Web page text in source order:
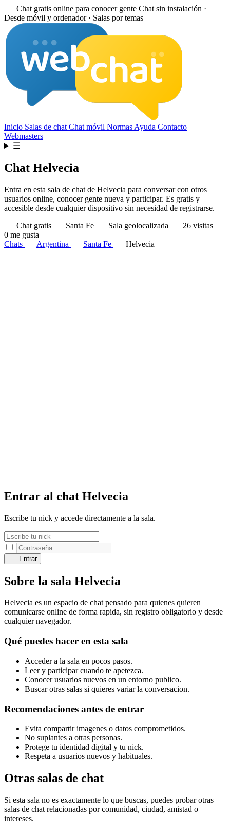
Chat gratis online para conocer gente Chat sin instalación ·
Desde móvil y ordenador · Salas por temas
Inicio Salas de chat Chat móvil Normas Ayuda Contacto
Webmasters
☰
Chat Helvecia
Entra en esta sala de chat de Helvecia para conversar con otros
usuarios online, conocer gente nueva y participar. Es gratis y
accesible desde cualquier dispositivo sin necesidad de registrarse.
Chat gratis
Santa Fe Sala geolocalizada
26 visitas
0 me gusta
Chats
Argentina Santa Fe Helvecia
Entrar al chat Helvecia
Escribe tu nick y accede directamente a la sala.
Entrar
Sobre la sala Helvecia
Helvecia es un espacio de chat pensado para quienes quieren
comunicarse online de forma rapida, sin registro obligatorio y desde
cualquier navegador.
Qué puedes hacer en esta sala
Acceder a la sala en pocos pasos.
Leer y participar cuando te apetezca.
Conocer usuarios nuevos en un entorno publico.
Buscar otras salas si quieres variar la conversacion.
Recomendaciones antes de entrar
Evita compartir imagenes o datos comprometidos.
No suplantes a otras personas.
Protege tu identidad digital y tu nick.
Respeta a usuarios nuevos y habituales.
Otras salas de chat
Si esta sala no es exactamente lo que buscas, puedes probar otras
salas de chat relacionadas por comunidad, ciudad, amistad o
intereses.